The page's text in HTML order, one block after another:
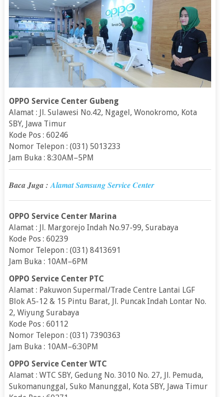
OPPO Service Center Gubeng
Alamat : Jl. Sulawesi No.42, Ngagel, Wonokromo, Kota
SBY, Jawa Timur
Kode Pos : 60246
Nomor Telepon : (031) 5013233
Jam Buka : 8:30AM–5PM
Baca Juga :Alamat Samsung Service Center
OPPO Service Center Marina
Alamat : Jl. Margorejo Indah No.97-99, Surabaya
Kode Pos : 60239
Nomor Telepon : (031) 8413691
Jam Buka : 10AM–6PM
OPPO Service Center PTC
Alamat : Pakuwon Supermal/Trade Centre Lantai LGF
Blok A5-12 & 15 Pintu Barat, Jl. Puncak Indah Lontar No.
2, Wiyung Surabaya
Kode Pos : 60112
Nomor Telepon : (031) 7390363
Jam Buka : 10AM–6:30PM
OPPO Service Center WTC
Alamat : WTC SBY, Gedung No. 3010 No. 27, Jl. Pemuda,
Sukomanunggal, Suko Manunggal, Kota SBY, Jawa Timur